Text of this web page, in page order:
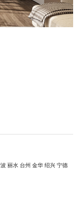
丽水 台州 金华 绍兴 宁德